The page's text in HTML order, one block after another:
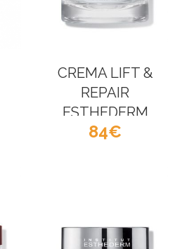
CREMA LIFT &
REPAIR
ESTHEDERM
84